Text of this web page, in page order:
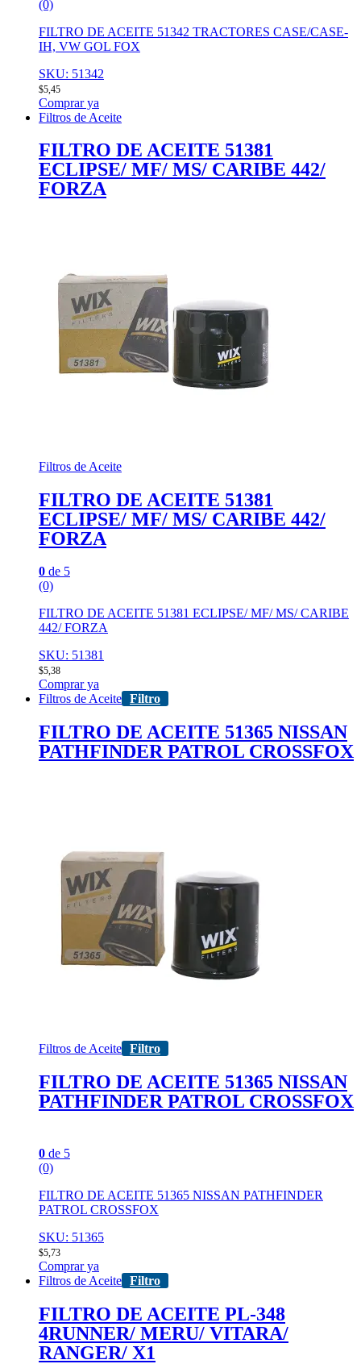
(0)
FILTRO DE ACEITE 51342 TRACTORES CASE/CASE-
IH, VW GOL FOX
SKU: 51342
$5,45
Comprar ya
Filtros de Aceite
FILTRO DE ACEITE 51381
ECLIPSE/ MF/ MS/ CARIBE 442/
FORZA
Filtros de Aceite
FILTRO DE ACEITE 51381
ECLIPSE/ MF/ MS/ CARIBE 442/
FORZA
0 de 5
(0)
FILTRO DE ACEITE 51381 ECLIPSE/ MF/ MS/ CARIBE
442/ FORZA
SKU: 51381
$5,38
Comprar ya
Filtros de Aceite Filtro
FILTRO DE ACEITE 51365 NISSAN
PATHFINDER PATROL CROSSFOX
Filtros de Aceite Filtro
FILTRO DE ACEITE 51365 NISSAN
PATHFINDER PATROL CROSSFOX
0 de 5
(0)
FILTRO DE ACEITE 51365 NISSAN PATHFINDER
PATROL CROSSFOX
SKU: 51365
$5,73
Comprar ya
Filtros de Aceite Filtro
FILTRO DE ACEITE PL-348
4RUNNER/ MERU/ VITARA/
RANGER/ X1